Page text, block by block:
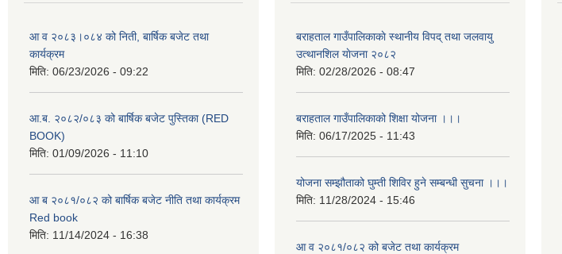
आ व २०८३।०८४ को निती, बार्षिक बजेट तथा
कार्यक्रम
मिति: 06/23/2026 - 09:22
आ.ब. २०८२/०८३ को बार्षिक बजेट पुस्तिका (RED
BOOK)
मिति: 01/09/2026 - 11:10
आ ब २०८१/०८२ को बार्षिक बजेट नीति तथा कार्यक्रम
Red book
मिति: 11/14/2024 - 16:38
बराहताल गाउँपालिकाकाे स्थानीय विपद् तथा जलवायु
उत्थानशिल याेजना २०८२
मिति: 02/28/2026 - 08:47
बराहताल गाउँपालिकाको शिक्षा योजना ।।।
मिति: 06/17/2025 - 11:43
योजना सम्झौताको घुम्ती शिविर हुने सम्बन्धी सुचना ।।।
मिति: 11/28/2024 - 15:46
आ व २०८१/०८२ को बजेट तथा कार्यक्रम